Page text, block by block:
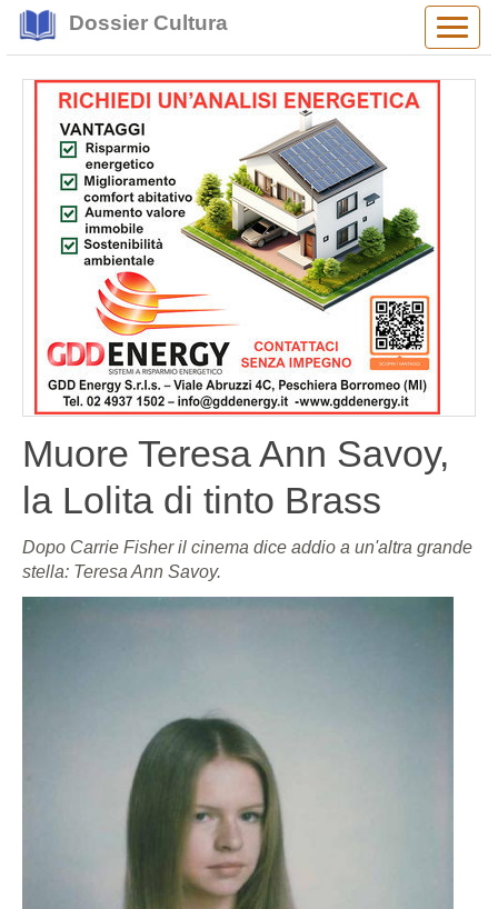
Dossier Cultura
Muore Teresa Ann Savoy,
la Lolita di tinto Brass
Dopo Carrie Fisher il cinema dice addio a un'altra grande
stella: Teresa Ann Savoy.